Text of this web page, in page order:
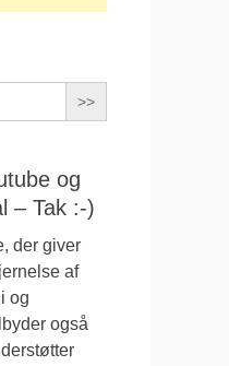
og
– Tak :-)
der giver
af
og
også